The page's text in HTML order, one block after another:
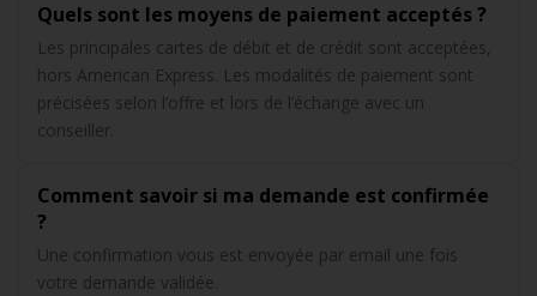
Quels sont les moyens de paiement acceptés ?
Les principales cartes de débit et de crédit sont acceptées,
hors American Express. Les modalités de paiement sont
précisées selon l’offre et lors de l’échange avec un
conseiller.
Comment savoir si ma demande est confirmée
?
Une confirmation vous est envoyée par email une fois
votre demande validée.